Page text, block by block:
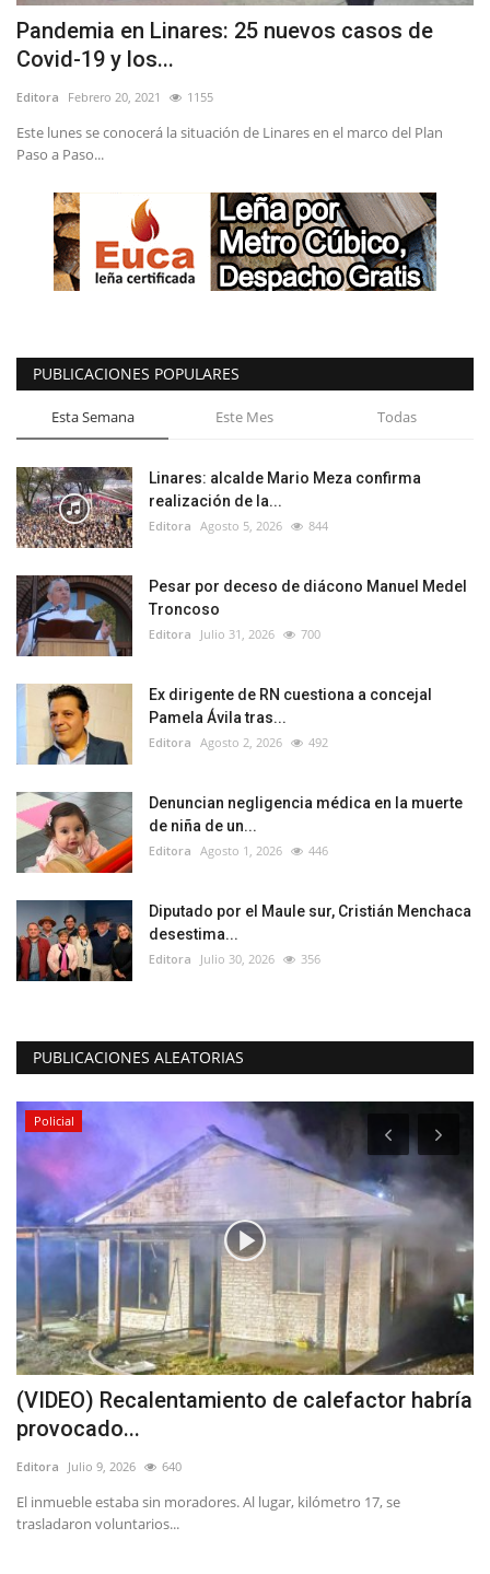
Pandemia en Linares: 25 nuevos casos de
Covid-19 y los...
Editora Febrero 20, 2021 1155
Este lunes se conocerá la situación de Linares en el marco del Plan
Paso a Paso...
PUBLICACIONES POPULARES
Esta Semana Este Mes Todas
Linares: alcalde Mario Meza confirma
realización de la...
Editora Agosto 5, 2026 844
Pesar por deceso de diácono Manuel Medel
Troncoso
Editora Julio 31, 2026 700
Ex dirigente de RN cuestiona a concejal
Pamela Ávila tras...
Editora Agosto 2, 2026 492
Denuncian negligencia médica en la muerte
de niña de un...
Editora Agosto 1, 2026 446
Diputado por el Maule sur, Cristián Menchaca
desestima...
Editora Julio 30, 2026 356
PUBLICACIONES ALEATORIAS
Policial
(VIDEO) Recalentamiento de calefactor habría
provocado...
Editora Julio 9, 2026 640
El inmueble estaba sin moradores. Al lugar, kilómetro 17, se
trasladaron voluntarios...